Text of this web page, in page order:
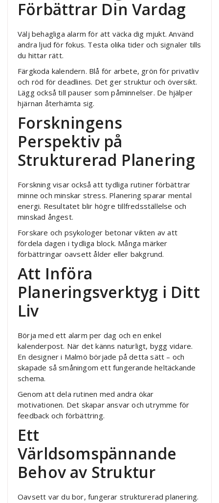
Förbättrar Din Vardag
Välj behagliga alarm för att väcka dig mjukt. Använd
andra ljud för fokus. Testa olika tider och signaler tills
du hittar rätt.
Färgkoda kalendern. Blå för arbete, grön för privatliv
och röd för deadlines. Det ger struktur och översikt.
Lägg också till pauser som påminnelser. De hjälper
hjärnan återhämta sig.
Forskningens
Perspektiv på
Strukturerad Planering
Forskning visar också att tydliga rutiner förbättrar
minne och minskar stress. Planering sparar mental
energi. Resultatet blir högre tillfredsställelse och
minskad ångest.
Forskare och psykologer betonar vikten av att
fördela dagen i tydliga block. Många märker
förbättringar oavsett ålder eller bakgrund.
Att Införa
Planeringsverktyg i Ditt
Liv
Börja med ett alarm per dag och en enkel
kalenderpost. När det känns naturligt, bygg vidare.
En designer i Malmö började på detta sätt – och
skapade så småningom ett fungerande heltäckande
schema.
Genom att dela rutinen med andra ökar
motivationen. Det skapar ansvar och utrymme för
feedback och förbättring.
Ett
Världsomspännande
Behov av Struktur
Oavsett var du bor, fungerar strukturerad planering.